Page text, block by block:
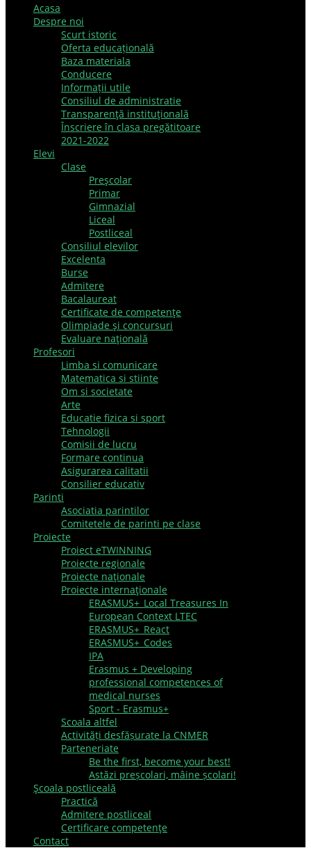
Acasa
Despre noi
Scurt istoric
Oferta educațională
Baza materiala
Conducere
Informații utile
Consiliul de administratie
Transparenţă instituţională
Înscriere în clasa pregătitoare
2021-2022
Elevi
Clase
Preşcolar
Primar
Gimnazial
Liceal
Postliceal
Consiliul elevilor
Excelenta
Burse
Admitere
Bacalaureat
Certificate de competenţe
Olimpiade şi concursuri
Evaluare naţională
Profesori
Limba si comunicare
Matematica si stiinte
Om si societate
Arte
Educatie fizica si sport
Tehnologii
Comisii de lucru
Formare continua
Asigurarea calitatii
Consilier educativ
Parinti
Asociatia parintilor
Comitetele de parinti pe clase
Proiecte
Proiect eTWINNING
Proiecte regionale
Proiecte naţionale
Proiecte internaţionale
ERASMUS+_Local Treasures In
European Context LTEC
ERASMUS+_React
ERASMUS+_Codes
IPA
Erasmus + Developing
professional competences of
medical nurses
Sport - Erasmus+
Scoala altfel
Activități desfășurate la CNMER
Parteneriate
Be the first, become your best!
Astăzi preșcolari, mâine școlari!
Şcoala postliceală
Practică
Admitere postliceal
Certificare competenţe
Contact